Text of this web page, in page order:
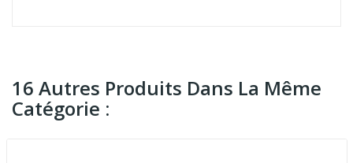
16 Autres Produits Dans La Même
Catégorie :